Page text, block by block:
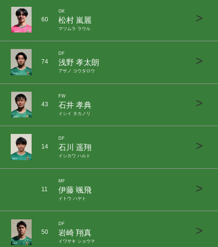
60
GK
松村 嵐麗
マツムラ ラウル
>
74
DF
浅野 孝太朗
アサノ コウタロウ
>
43
FW
石井 孝典
イシイ タカノリ
>
14
DF
石川 遥翔
イシカワ ハルト
>
11
MF
伊藤 颯飛
イトウ ハヤト
>
50
DF
岩崎 翔真
イワサキ ショウマ
>